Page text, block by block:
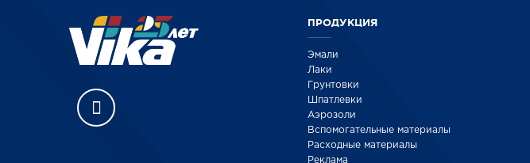
ПРОДУКЦИЯ
Эмали
Лаки
Грунтовки
Шпатлевки
Аэрозоли
Вспомогательные материалы
Расходные материалы
Реклама